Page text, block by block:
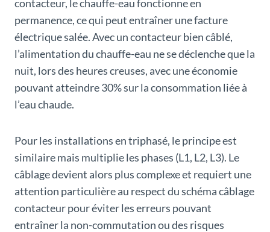
contacteur, le chauffe-eau fonctionne en
permanence, ce qui peut entraîner une facture
électrique salée. Avec un contacteur bien câblé,
l’alimentation du chauffe-eau ne se déclenche que la
nuit, lors des heures creuses, avec une économie
pouvant atteindre 30% sur la consommation liée à
l’eau chaude.
Pour les installations en triphasé, le principe est
similaire mais multiplie les phases (L1, L2, L3). Le
câblage devient alors plus complexe et requiert une
attention particulière au respect du schéma câblage
contacteur pour éviter les erreurs pouvant
entraîner la non-commutation ou des risques